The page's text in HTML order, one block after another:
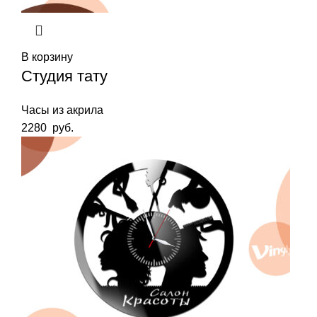
В корзину
Студия тату
Часы из акрила
2280 руб.